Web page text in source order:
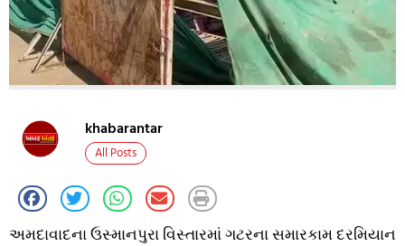
khabarantar
All Posts
અમદાવાદના ઉસ્માનપુરા વિસ્તારમાં ગટરના સમારકામ દરમિયાન